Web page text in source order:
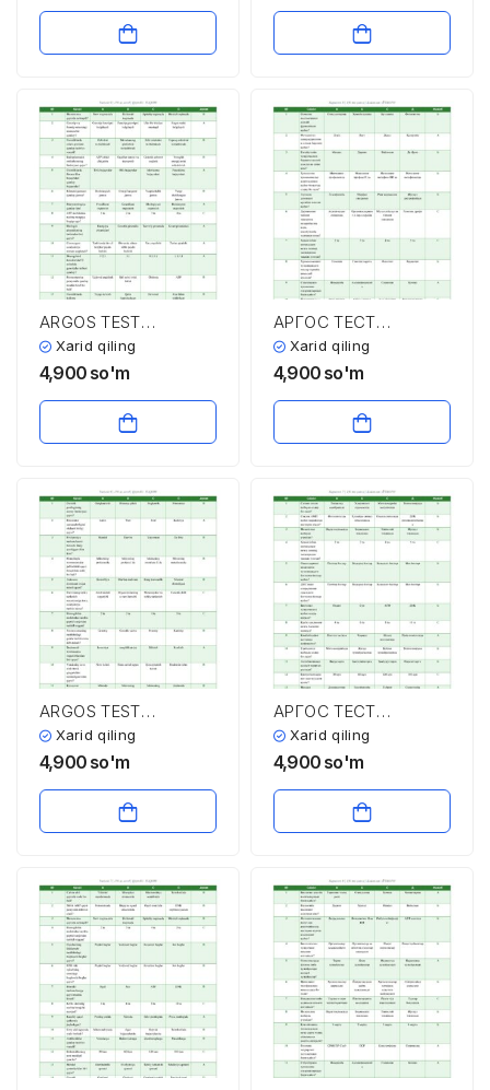
ARGOS TEST
SAVOLLARI VA
JAVOBLARI
Xarid qiling
4,900 so'm
АРГОС ТЕСТ
САВОЛЛАРИ ВА
ЖАВОБЛАРИ
Xarid qiling
4,900 so'm
ARGOS TEST
SAVOLLARI VA
JAVOBLARI
Xarid qiling
4,900 so'm
АРГОС ТЕСТ
САВОЛЛАРИ ВА
ЖАВОБЛАРИ
Xarid qiling
4,900 so'm